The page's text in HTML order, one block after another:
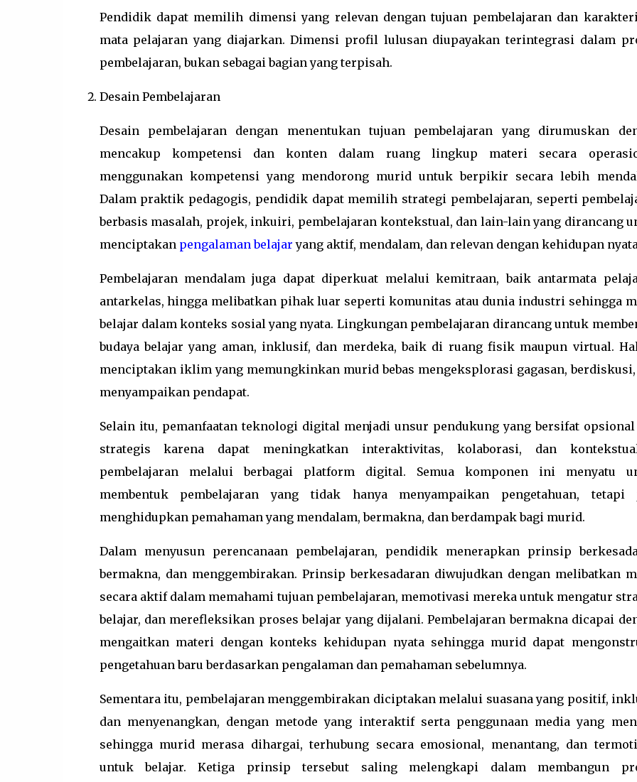
Pendidik dapat memilih dimensi yang relevan dengan tujuan pembelajaran dan
mata pelajaran yang diajarkan. Dimensi profil lulusan diupayakan terintegrasi dalam
pembelajaran, bukan sebagai bagian yang terpisah.
Desain Pembelajaran
Desain pembelajaran dengan menentukan tujuan pembelajaran yang dirumuskan
mencakup kompetensi dan konten dalam ruang lingkup materi secara
menggunakan kompetensi yang mendorong murid untuk berpikir secara lebih
Dalam praktik pedagogis, pendidik dapat memilih strategi pembelajaran, seperti
berbasis masalah, projek, inkuiri, pembelajaran kontekstual, dan lain-lain yang dirancang
menciptakan pengalaman belajar yang aktif, mendalam, dan relevan dengan kehidupan
Pembelajaran mendalam juga dapat diperkuat melalui kemitraan, baik antarmata
antarkelas, hingga melibatkan pihak luar seperti komunitas atau dunia industri sehingga
belajar dalam konteks sosial yang nyata. Lingkungan pembelajaran dirancang untuk
budaya belajar yang aman, inklusif, dan merdeka, baik di ruang fisik maupun virtual.
menciptakan iklim yang memungkinkan murid bebas mengeksplorasi gagasan,
menyampaikan pendapat.
Selain itu, pemanfaatan teknologi digital menjadi unsur pendukung yang bersifat opsional
strategis karena dapat meningkatkan interaktivitas, kolaborasi, dan
pembelajaran melalui berbagai platform digital. Semua komponen ini menyatu
membentuk pembelajaran yang tidak hanya menyampaikan pengetahuan, tetapi
menghidupkan pemahaman yang mendalam, bermakna, dan berdampak bagi murid.
Dalam menyusun perencanaan pembelajaran, pendidik menerapkan prinsip
bermakna, dan menggembirakan. Prinsip berkesadaran diwujudkan dengan melibatkan
secara aktif dalam memahami tujuan pembelajaran, memotivasi mereka untuk mengatur
belajar, dan merefleksikan proses belajar yang dijalani. Pembelajaran bermakna dicapai
mengaitkan materi dengan konteks kehidupan nyata sehingga murid dapat
pengetahuan baru berdasarkan pengalaman dan pemahaman sebelumnya.
Sementara itu, pembelajaran menggembirakan diciptakan melalui suasana yang positif,
dan menyenangkan, dengan metode yang interaktif serta penggunaan media yang
sehingga murid merasa dihargai, terhubung secara emosional, menantang, dan
untuk belajar. Ketiga prinsip tersebut saling melengkapi dalam membangun